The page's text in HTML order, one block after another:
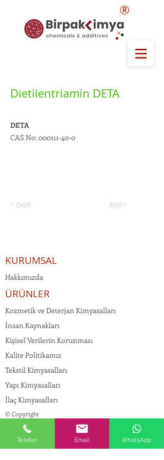
®
Dietilentriamin DETA
DETA
CAS No:000111-40-0
< Geri İleri >
KURUMSAL
Hakkımızda
ÜRÜNLER
Kozmetik ve Deterjan Kimyasalları
İnsan Kaynakları
Kişisel Verilerin Korunması
Kalite Politikamız
Tekstil Kimyasalları
Yapı Kimyasalları
İlaç Kimyasalları
© Copyright
İLETİŞİM
Telefon Email WhatsApp